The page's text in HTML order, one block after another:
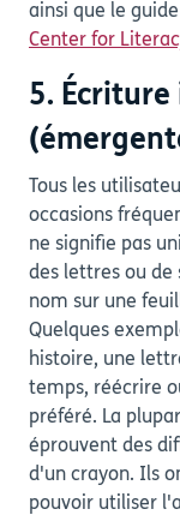
ainsi que le
Center for
5.
Tous les
occasions
ne signifie pas
des lettres ou
nom sur une
Quelques
histoire, une
temps, réécrire
préféré. La
éprouvent des
d'un crayon. Ils
pouvoir utiliser